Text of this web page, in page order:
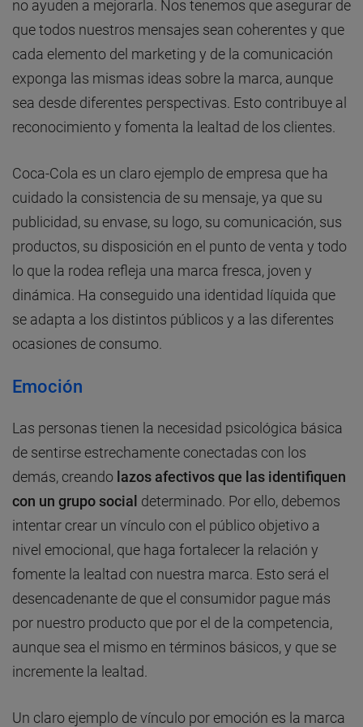
no ayuden a mejorarla. Nos tenemos que asegurar de
que todos nuestros mensajes sean coherentes y que
cada elemento del marketing y de la comunicación
exponga las mismas ideas sobre la marca, aunque
sea desde diferentes perspectivas. Esto contribuye al
reconocimiento y fomenta la lealtad de los clientes.
Coca-Cola es un claro ejemplo de empresa que ha
cuidado la consistencia de su mensaje, ya que su
publicidad, su envase, su logo, su comunicación, sus
productos, su disposición en el punto de venta y todo
lo que la rodea refleja una marca fresca, joven y
dinámica. Ha conseguido una identidad líquida que
se adapta a los distintos públicos y a las diferentes
ocasiones de consumo.
Emoción
Las personas tienen la necesidad psicológica básica
de sentirse estrechamente conectadas con los
demás, creando lazos afectivos que las identifiquen
con un grupo social determinado. Por ello, debemos
intentar crear un vínculo con el público objetivo a
nivel emocional, que haga fortalecer la relación y
fomente la lealtad con nuestra marca. Esto será el
desencadenante de que el consumidor pague más
por nuestro producto que por el de la competencia,
aunque sea el mismo en términos básicos, y que se
incremente la lealtad.
Un claro ejemplo de vínculo por emoción es la marca